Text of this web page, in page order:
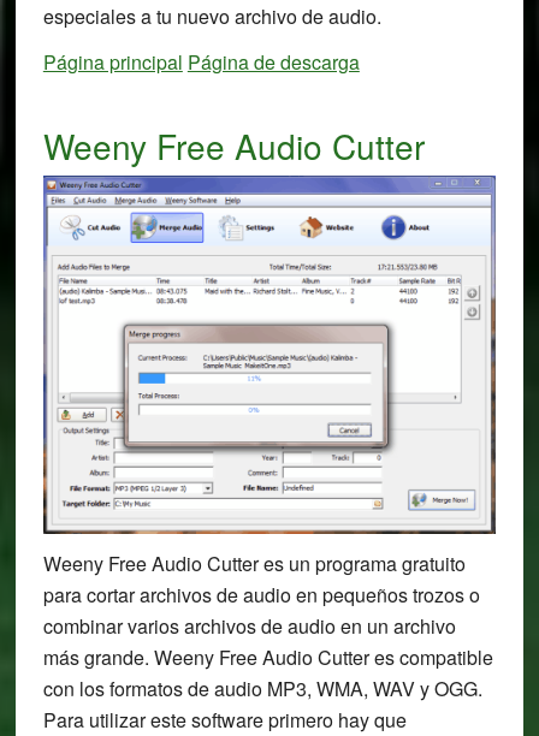
especiales a tu nuevo archivo de audio.
Página principal Página de descarga
Weeny Free Audio Cutter
Weeny Free Audio Cutter es un programa gratuito
para cortar archivos de audio en pequeños trozos o
combinar varios archivos de audio en un archivo
más grande. Weeny Free Audio Cutter es compatible
con los formatos de audio MP3, WMA, WAV y OGG.
Para utilizar este software primero hay que